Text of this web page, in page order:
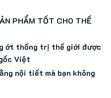
PHẨM TỐT CHO THẾ
ớt thống trị thế giới được
Việt
nội tiết mà bạn không